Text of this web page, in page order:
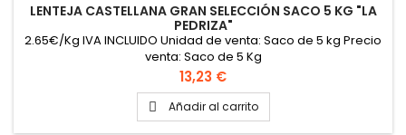
LENTEJA CASTELLANA GRAN SELECCIÓN SACO 5 KG "LA
PEDRIZA"
2.65€/Kg IVA INCLUIDO Unidad de venta: Saco de 5 kg Precio
venta: Saco de 5 Kg
Precio
13,23 €
 Añadir al carrito